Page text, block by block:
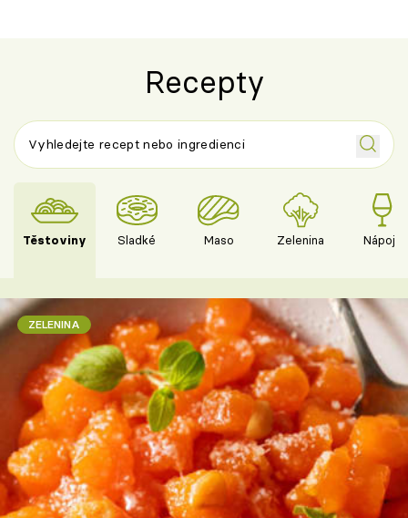
Recepty
Těstoviny Sladké Maso Zelenina Nápoje
ZELENINA